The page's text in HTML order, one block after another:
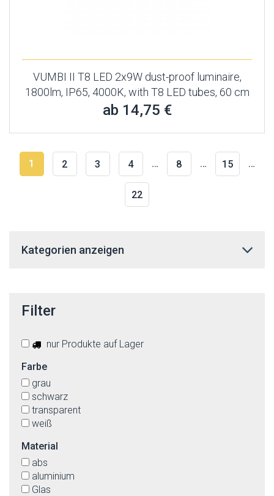
VUMBI II T8 LED 2x9W dust-proof luminaire,
1800lm, IP65, 4000K, with T8 LED tubes, 60 cm
ab 14,75 €
1 2 3 4 … 8 … 15 …
22
Kategorien anzeigen
Filter
nur Produkte auf Lager
Farbe
grau
schwarz
transparent
weiß
Material
abs
aluminium
Glas